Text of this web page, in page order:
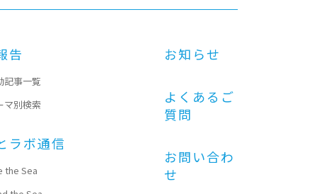
告
記事一覧
マ別検索
ラボ通信
the Sea
お知らせ
よくあるご
質問
お問い合わ
せ